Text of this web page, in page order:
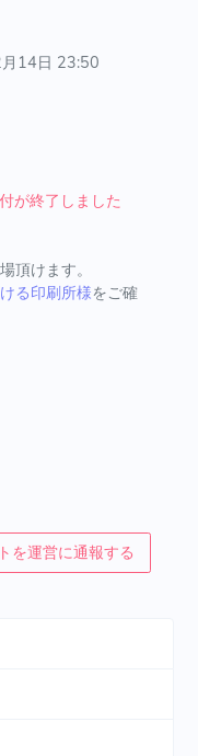
14日 23:50
が終了しました
頂けます。
る印刷所様をご確
を運営に通報する